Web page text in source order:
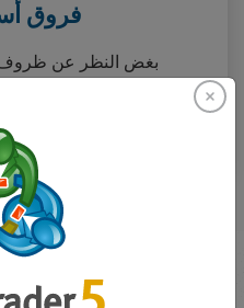
فروق
بغض النظر عن ظروف
اعرف